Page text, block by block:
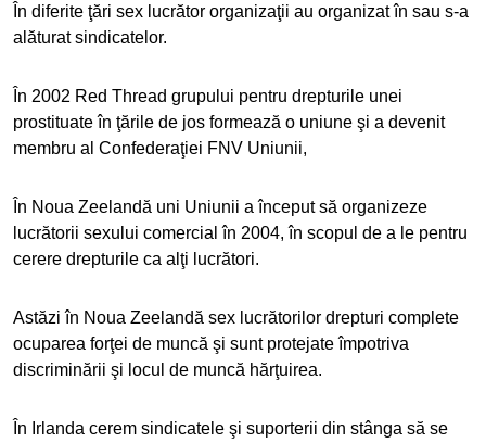
În diferite ţări sex lucrător organizaţii au organizat în sau s-a
alăturat sindicatelor.
În 2002 Red Thread grupului pentru drepturile unei
prostituate în ţările de jos formează o uniune şi a devenit
membru al Confederaţiei FNV Uniunii,
În Noua Zeelandă uni Uniunii a început să organizeze
lucrătorii sexului comercial în 2004, în scopul de a le pentru
cerere drepturile ca alţi lucrători.
Astăzi în Noua Zeelandă sex lucrătorilor drepturi complete
ocuparea forţei de muncă şi sunt protejate împotriva
discriminării şi locul de muncă hărţuirea.
În Irlanda cerem sindicatele şi suporterii din stânga să se